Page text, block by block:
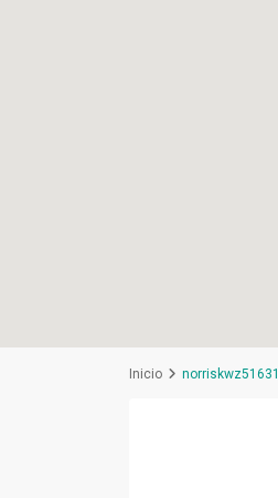
Inicio norriskwz51631